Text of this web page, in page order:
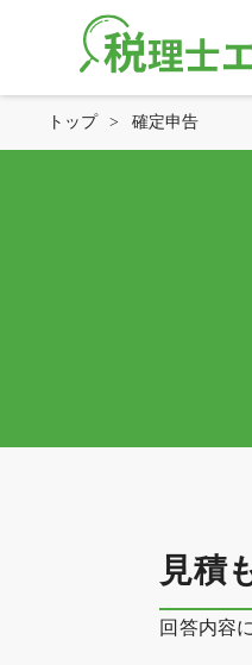
トップ > 確定申告
見積
回答内容